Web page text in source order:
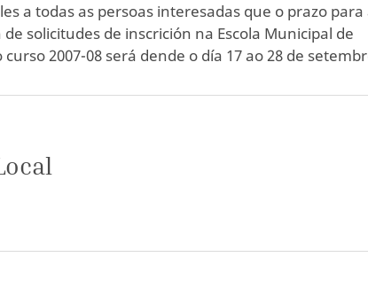
a todas as persoas interesadas que o prazo para
solicitudes de inscrición na Escola Municipal de
curso 2007-08 será dende o día 17 ao 28 de